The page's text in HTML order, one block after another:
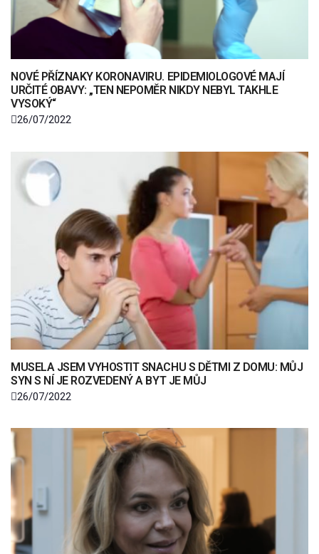
NOVÉ PŘÍZNAKY KORONAVIRU. EPIDEMIOLOGOVÉ MAJÍ
URČITÉ OBAVY: „TEN NEPOMĚR NIKDY NEBYL TAKHLE
VYSOKÝ“
26/07/2022
MUSELA JSEM VYHOSTIT SNACHU S DĚTMI Z DOMU: MŮJ
SYN S NÍ JE ROZVEDENÝ A BYT JE MŮJ
26/07/2022